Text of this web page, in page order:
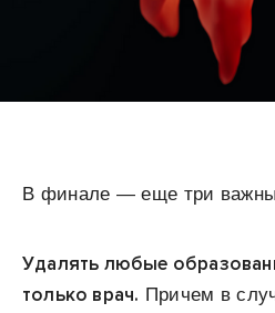
В финале — еще три
Удалять любые
только врач. Причем в